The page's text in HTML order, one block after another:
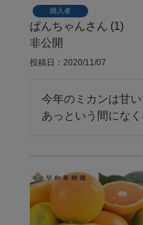
購入者
ぱんちゃん
1
非公開
投稿日 2020/11/07
今年のミカンは甘い
あっという間にな